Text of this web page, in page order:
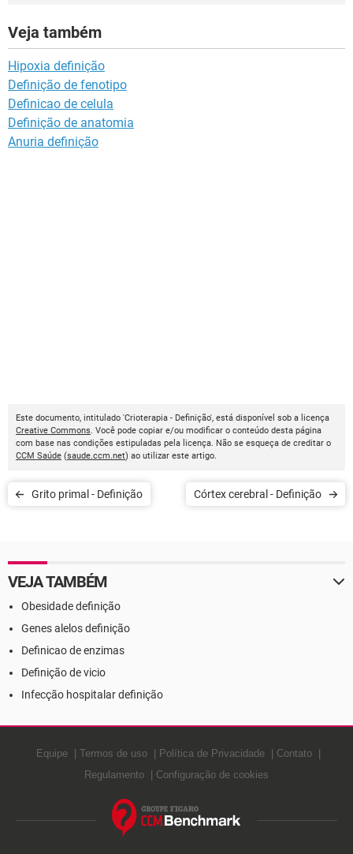
Veja também
Hipoxia definição
Definição de fenotipo
Definicao de celula
Definição de anatomia
Anuria definição
Este documento, intitulado 'Crioterapia - Definição', está disponível sob a licença
Creative Commons. Você pode copiar e/ou modificar o conteúdo desta página
com base nas condições estipuladas pela licença. Não se esqueça de creditar o
CCM Saúde (saude.ccm.net) ao utilizar este artigo.
Grito primal - Definição Córtex cerebral - Definição
VEJA TAMBÉM
Obesidade definição
Genes alelos definição
Definicao de enzimas
Definição de vicio
Infecção hospitalar definição
Equipe Termos de uso Política de Privacidade
Contato
Regulamento
Configuração de cookies